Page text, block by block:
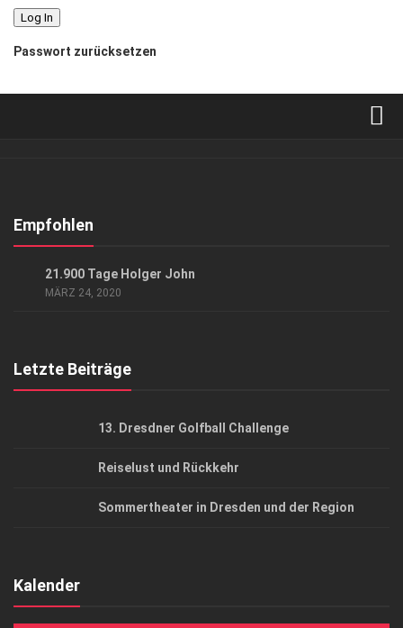
Passwort zurücksetzen
Kontakt, Impressum
Empfohlen
21.900 Tage Holger John
MÄRZ 24, 2020
Letzte Beiträge
13. Dresdner Golfball Challenge
Reiselust und Rückkehr
Sommertheater in Dresden und der Region
Kalender